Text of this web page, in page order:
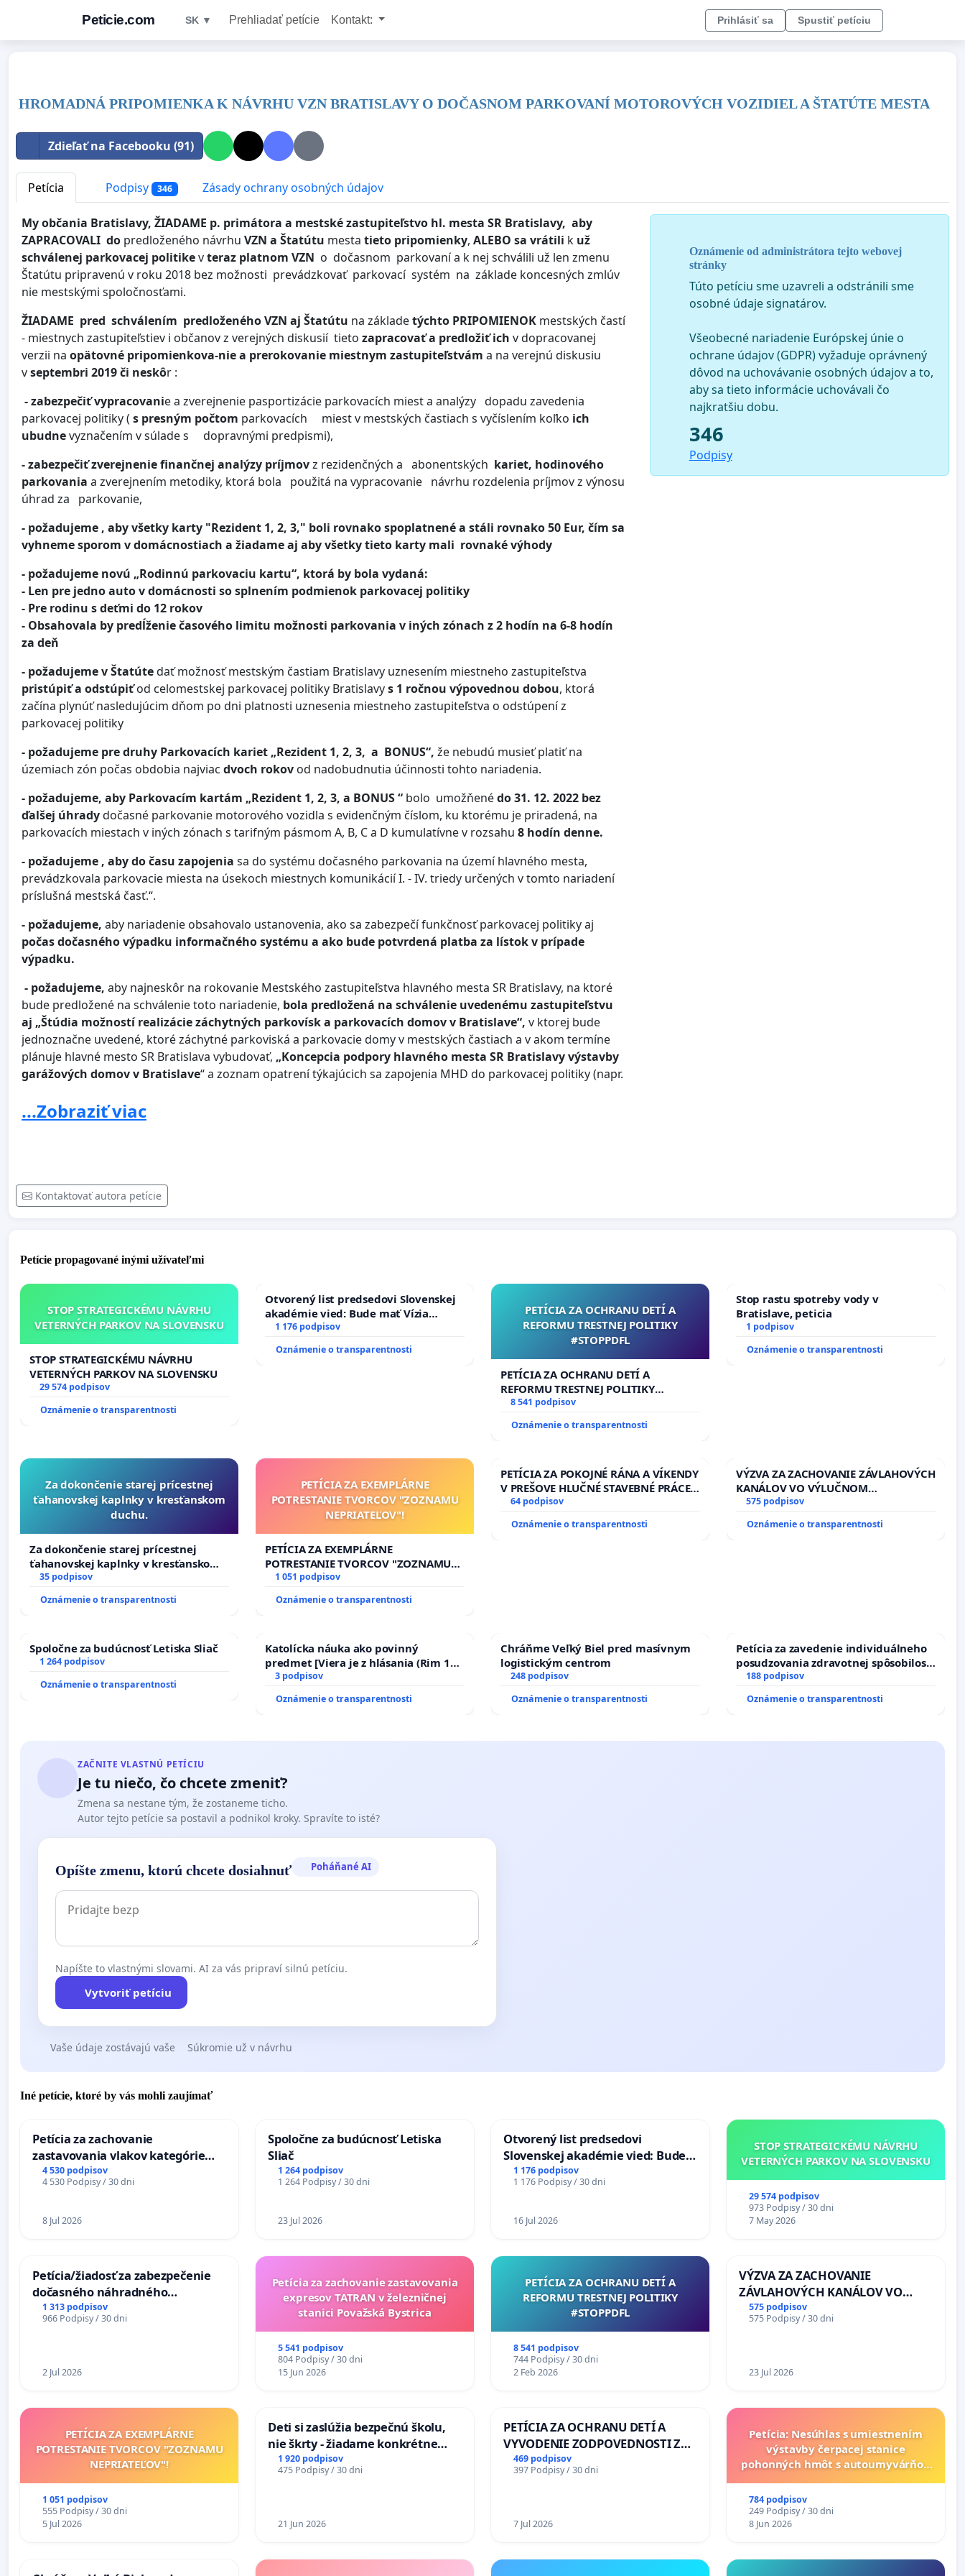
Peticie.com SK ▼ Prehliadať petície Kontakt: Prihlásiť sa Spustiť petíciu
HROMADNÁ PRIPOMIENKA K NÁVRHU VZN BRATISLAVY O DOČASNOM PARKOVANÍ MOTOROVÝCH VOZIDIEL A ŠTATÚTE MESTA
Zdieľať na Facebooku (91)
Petícia Podpisy 346 Zásady ochrany osobných údajov
My občania Bratislavy, ŽIADAME p. primátora a mestské zastupiteľstvo hl. mesta SR Bratislavy, aby
ZAPRACOVALI do predloženého návrhu VZN a Štatútu mesta tieto pripomienky, ALEBO sa vrátili k už
schválenej parkovacej politikevteraz platnom VZN o dočasnom parkovaní a k nej schválili už len zmenu
Štatútu pripravenú v roku 2018 bez možnosti prevádzkovať parkovací systém na základe koncesných zmlúv
nie mestskými spoločnosťami.
ŽIADAME pred schválením predloženého VZN aj Štatútu na základetýchto PRIPOMIENOK mestských častí
- miestnych zastupiteľstiev i občanov z verejných diskusií tieto zapracovať a predložiť ich v dopracovanej
verzii na opätovné pripomienkova-nie a prerokovanie miestnym zastupiteľstvám a na verejnú diskusiu
vseptembri 2019 či neskôr :
- zabezpečiť vypracovanie a zverejnenie pasportizácie parkovacích miest a analýzy dopadu zavedenia
parkovacej politiky ( s presným počtom parkovacích miest v mestských častiach s vyčíslením koľko ich
ubudnevyznačením v súlade s dopravnými predpismi),
- zabezpečiť zverejnenie finančnej analýzy príjmovz rezidenčných a abonentských kariet, hodinového
parkovania a zverejnením metodiky, ktorá bola použitá na vypracovanie návrhu rozdelenia príjmov z výnosu
úhrad za parkovanie,
- požadujeme , aby všetky karty "Rezident 1, 2, 3," boli rovnako spoplatnené a stáli rovnako 50 Eur, čím sa
vyhneme sporom v domácnostiach a žiadame aj aby všetky tieto karty mali rovnaké výhody
- požadujeme novú „Rodinnú parkovaciu kartu“, ktorá by bola vydaná:
- Len pre jedno auto v domácnosti so splnením podmienok parkovacej politiky
- Pre rodinu s deťmi do 12 rokov
- Obsahovala by predĺženie časového limitu možnosti parkovania v iných zónach z 2 hodín na 6-8 hodín
za deň
- požadujeme v Štatútedať možnosť mestským častiam Bratislavy uznesením miestneho zastupiteľstva
pristúpiť a odstúpiťod celomestskej parkovacej politiky Bratislavys 1 ročnou výpovednou dobou, ktorá
začína plynúť nasledujúcim dňom po dni platnosti uznesenia miestneho zastupiteľstva o odstúpení z
parkovacej politiky
- požadujeme pre druhy Parkovacích kariet „Rezident 1, 2, 3, a BONUS“, že nebudú musieť platiť na
územiach zón počas obdobia najviac dvoch rokov od nadobudnutia účinnosti tohto nariadenia.
- požadujeme, aby Parkovacím kartám „Rezident 1, 2, 3, a BONUS “ bolo umožňenédo 31. 12. 2022 bez
ďalšej úhradydočasné parkovanie motorového vozidla s evidenčným číslom, ku ktorému je priradená, na
parkovacích miestach v iných zónach s tarifným pásmom A, B, C a D kumulatívne v rozsahu 8 hodín denne.
- požadujeme , aby do času zapojenia sa do systému dočasného parkovania na území hlavného mesta,
prevádzkovala parkovacie miesta na úsekoch miestnych komunikácií I. - IV. triedy určených v tomto nariadení
príslušná mestská časť.“.
- požadujeme, aby nariadenie obsahovalo ustanovenia, ako sa zabezpečí funkčnosť parkovacej politiky aj
počas dočasného výpadku informačného systému a ako bude potvrdená platba za lístok v prípade
výpadku.
- požadujeme, aby najneskôr na rokovanie Mestského zastupiteľstva hlavného mesta SR Bratislavy, na ktoré
bude predložené na schválenie toto nariadenie, bola predložená na schválenie uvedenému zastupiteľstvu
aj „Štúdia možností realizácie záchytných parkovísk a parkovacích domov v Bratislave“, v ktorej bude
jednoznačne uvedené, ktoré záchytné parkoviská a parkovacie domy v mestských častiach a v akom termíne
plánuje hlavné mesto SR Bratislava vybudovať, „Koncepcia podpory hlavného mesta SR Bratislavy výstavby
garážových domov v Bratislave“ a zoznam opatrení týkajúcich sa zapojenia MHD do parkovacej politiky (napr.
požadujeme,vyvinúť tlak na Ministerstvo Dopravy a výstavby SR a ŽSR pri projektovaní a výstavbe
srdca mesta - železničnej stanici Filiálka
pravidelne (minimálne raz ročne do 31.03. nasledujúceho roku)
vyúčtovanínielen mestom, ale aj mestskými časťami.
parkovného, delili 70% pre mesto a 30% pre mestské časti a
...Zobraziť viac
Kontaktovať autora petície
Oznámenie od administrátora tejto webovej
stránky
Túto petíciu sme uzavreli a odstránili sme
osobné údaje signatárov.
Všeobecné nariadenie Európskej únie o
ochrane údajov (GDPR) vyžaduje oprávnený
dôvod na uchovávanie osobných údajov a to,
aby sa tieto informácie uchovávali čo
najkratšiu dobu.
346
Podpisy
Petície propagované inými užívateľmi
STOP STRATEGICKÉMU NÁVRHU
VETERNÝCH PARKOV NA SLOVENSKU
STOP STRATEGICKÉMU NÁVRHU
VETERNÝCH PARKOV NA SLOVENSKU
29 574 podpisov
Oznámenie o transparentnosti
Otvorený list predsedovi Slovenskej
akadémie vied: Bude mať Vízia
Slovenska 2040 mravnú chrbticu?
1 176 podpisov
Oznámenie o transparentnosti
PETÍCIA ZA OCHRANU DETÍ A
REFORMU TRESTNEJ POLITIKY
#STOPPDFL
PETÍCIA ZA OCHRANU DETÍ A
REFORMU TRESTNEJ POLITIKY
#STOPPDFL
8 541 podpisov
Oznámenie o transparentnosti
Stop rastu spotreby vody v
Bratislave, peticia
1 podpisov
Oznámenie o transparentnosti
Za dokončenie starej prícestnej
ťahanovskej kaplnky v kresťanskom
duchu.
Za dokončenie starej prícestnej
ťahanovskej kaplnky v kresťanskom
duchu.
35 podpisov
Oznámenie o transparentnosti
PETÍCIA ZA EXEMPLÁRNE
POTRESTANIE TVORCOV "ZOZNAMU
NEPRIATEĽOV"!
PETÍCIA ZA EXEMPLÁRNE
POTRESTANIE TVORCOV "ZOZNAMU
NEPRIATEĽOV"!
1 051 podpisov
Oznámenie o transparentnosti
PETÍCIA ZA POKOJNÉ RÁNA A VÍKENDY
V PREŠOVE HLUČNÉ STAVEBNÉ PRÁCE
V SOBOTU LEN OD 9.00 DO 13.00
8.00 – 18.00 HOD. A PRAVIDELNÁ
64 podpisov
Oznámenie o transparentnosti
VÝZVA ZA ZACHOVANIE ZÁVLAHOVÝCH
KANÁLOV VO VÝLUČNOM
VLASTNÍCTVE A POD KONTROLOU
riešenie zanedbaného stavu
575 podpisov
Oznámenie o transparentnosti
Spoločne za budúcnosť Letiska Sliač
1 264 podpisov
Oznámenie o transparentnosti
Katolícka náuka ako povinný
predmet [Viera je z hlásania (Rim 10,
17)]
3 podpisov
Oznámenie o transparentnosti
Chráňme Veľký Biel pred masívnym
logistickým centrom
248 podpisov
Oznámenie o transparentnosti
Petícia za zavedenie individuálneho
posudzovania zdravotnej spôsobilosti
osôb s diabetom 1. a 2. typu pri
188 podpisov
Oznámenie o transparentnosti
ZAČNITE VLASTNÚ PETÍCIU
Je tu niečo, čo chcete zmeniť?
Zmena sa nestane tým, že zostaneme ticho.
Autor tejto petície sa postavil a podnikol kroky. Spravíte to isté?
Opíšte zmenu, ktorú chcete dosiahnuť Poháňané AI
Napíšte to vlastnými slovami. AI za vás pripraví silnú petíciu.
Vytvoriť petíciu
Vaše údaje zostávajú vaše Súkromie už v návrhu
Iné petície, ktoré by vás mohli zaujímať
Petícia za zachovanie
zastavovania vlakov kategórie
Expres (Ex) TATRAN v železničnej
stanici Púchov
4 530 podpisov
4 530 Podpisy / 30 dni
8 Jul 2026
Spoločne za budúcnosť Letiska
Sliač
1 264 podpisov
1 264 Podpisy / 30 dni
23 Jul 2026
Otvorený list predsedovi
Slovenskej akadémie vied: Bude
mať Vízia Slovenska 2040 mravnú
chrbticu?
1 176 podpisov
1 176 Podpisy / 30 dni
16 Jul 2026
STOP STRATEGICKÉMU NÁVRHU
VETERNÝCH PARKOV NA SLOVENSKU
29 574 podpisov
973 Podpisy / 30 dni
7 May 2026
Petícia/žiadosť za zabezpečenie
dočasného náhradného
premostenia Váhu počas úplnej
uzávery Vážskeho mosta v
1 313 podpisov
966 Podpisy / 30 dni
2 Jul 2026
Petícia za zachovanie zastavovania
expresov TATRAN v železničnej
stanici Považská Bystrica
5 541 podpisov
804 Podpisy / 30 dni
15 Jun 2026
PETÍCIA ZA OCHRANU DETÍ A
REFORMU TRESTNEJ POLITIKY
#STOPPDFL
8 541 podpisov
744 Podpisy / 30 dni
2 Feb 2026
VÝZVA ZA ZACHOVANIE
ZÁVLAHOVÝCH KANÁLOV VO
VÝLUČNOM VLASTNÍCTVE A POD
KONTROLOU SLOVENSKEJ
a odvodňovacích kanálov na
575 podpisov
575 Podpisy / 30 dni
23 Jul 2026
PETÍCIA ZA EXEMPLÁRNE
POTRESTANIE TVORCOV "ZOZNAMU
NEPRIATEĽOV"!
1 051 podpisov
555 Podpisy / 30 dni
5 Jul 2026
Deti si zaslúžia bezpečnú školu,
nie škrty - žiadame konkrétne
opatrenia na zlepšenie situácie v
školstve
1 920 podpisov
475 Podpisy / 30 dni
21 Jun 2026
PETÍCIA ZA OCHRANU DETÍ A
VYVODENIE ZODPOVEDNOSTI ZA
DLHOROČNÚ NEČINNOSŤ A
ZLYHANIE ŠTÁTU
469 podpisov
397 Podpisy / 30 dni
7 Jul 2026
Petícia: Nesúhlas s umiestnením
výstavby čerpacej stanice
pohonných hmôt s autoumyvárňou
Grob - Čierna Voda
784 podpisov
249 Podpisy / 30 dni
8 Jun 2026